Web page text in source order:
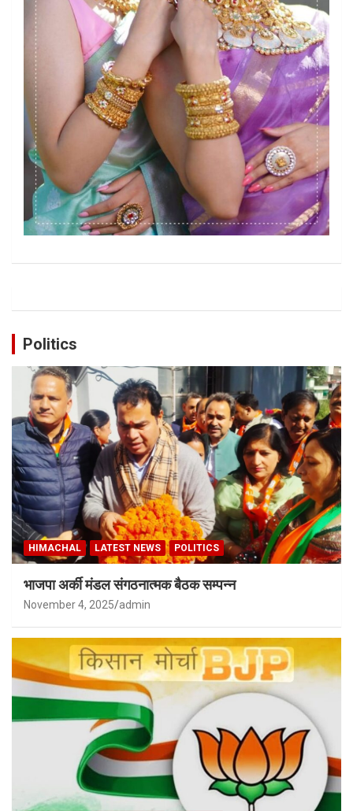
Politics
HIMACHAL LATEST NEWS POLITICS
भाजपा अर्की मंडल संगठनात्मक बैठक सम्पन्न
November 4, 2025 admin